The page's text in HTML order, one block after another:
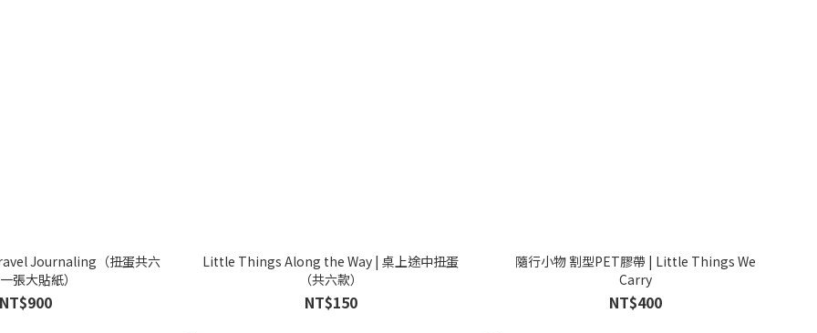
Journaling（扭蛋共六
張大貼紙）
Little Things Along the Way | 桌上途中扭蛋
（共六款）
NT$150
隨行小物 割型PET膠帶 | Little Things We
Carry
NT$400